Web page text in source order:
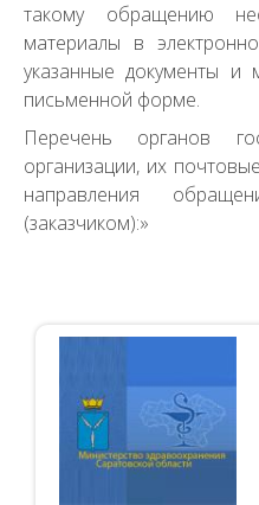
такому обращению
материалы в
указанные документы
письменной форме.
Перечень органов
организации, их
направления
(заказчиком):»